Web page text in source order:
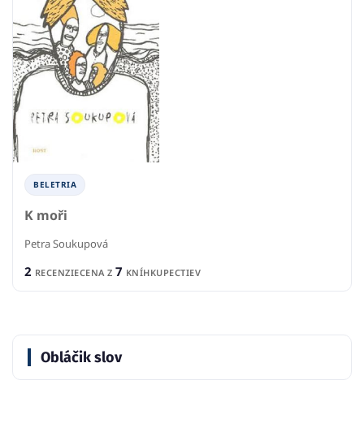
BELETRIA
K moři
Petra Soukupová
2 RECENZIECENA Z 7 KNÍHKUPECTIEV
Obláčik slov